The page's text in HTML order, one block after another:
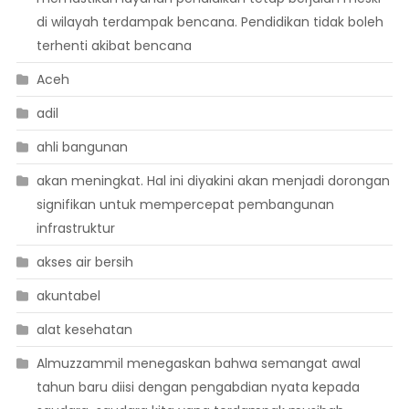
di wilayah terdampak bencana. Pendidikan tidak boleh
terhenti akibat bencana
Aceh
adil
ahli bangunan
akan meningkat. Hal ini diyakini akan menjadi dorongan
signifikan untuk mempercepat pembangunan
infrastruktur
akses air bersih
akuntabel
alat kesehatan
Almuzzammil menegaskan bahwa semangat awal
tahun baru diisi dengan pengabdian nyata kepada